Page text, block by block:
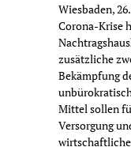
Wiesbaden,
Corona-Krise
zusätzliche
Bekämpfung
Mittel sollen
Versorgung